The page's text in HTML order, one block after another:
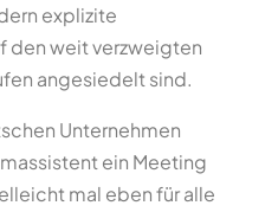
explizite
den weit verzweigten
angesiedelt sind.
Unternehmen
ein Meeting
mal eben für alle